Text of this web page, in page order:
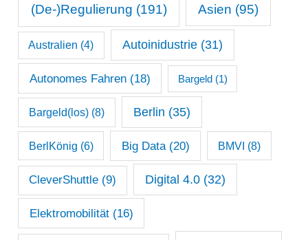
a
h
(De-)Regulierung (191) Asien (95)
Australien (4) Autoinidustrie(31)
Autonomes Fahren(18) Bargeld(1)
Bargeld(los)(8) Berlin (35)
BerlKönig (6) Big Data(20) BMVI (8)
CleverShuttle (9) Digital 4.0(32)
Elektromobilität(16)